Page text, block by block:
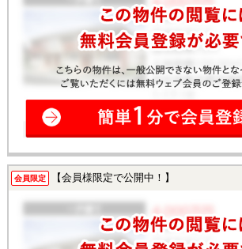
会員限定 【会員様限定で公開中！】